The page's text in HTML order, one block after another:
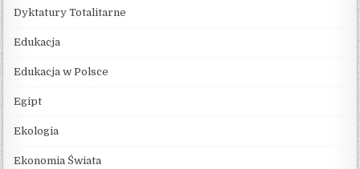
Dyktatury Totalitarne
Edukacja
Edukacja w Polsce
Egipt
Ekologia
Ekonomia Świata